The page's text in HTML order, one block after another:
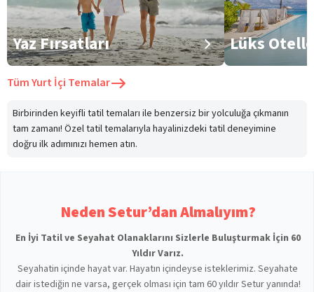
Yaz Fırsatları Lüks
TümYurt İçi Temalar
Birbirinden keyifli tatil temaları ile benzersiz bir yolculuğa çıkmanın
tam zamanı! Özel tatil temalarıyla hayalinizdeki tatil deneyimine
doğru ilk adımınızı hemen atın.
Neden Setur’dan Almalıyım?
En İyi Tatil ve Seyahat Olanaklarını Sizlerle Buluşturmak İçin 60
Yıldır Varız.
Seyahatin içinde hayat var. Hayatın içindeyse isteklerimiz. Seyahate
dair istediğin ne varsa, gerçek olması için tam 60 yıldır Setur yanında!